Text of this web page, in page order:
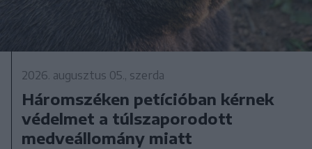
2026. augusztus 05., szerda
Háromszéken petícióban kérnek
védelmet a túlszaporodott
medveállomány miatt